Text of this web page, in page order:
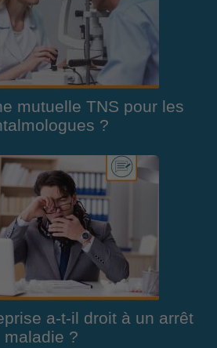
mutuelle TNS pour les
?
a-t-il droit à un arrêt
maladie ?